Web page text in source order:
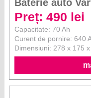
Baterie auto
Preț: 490 lei
Capacitate: 70 Ah
Curent de pornire: 640
Dimensiuni: 278 x 175